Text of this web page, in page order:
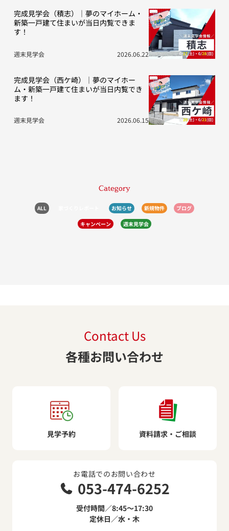
完成見学会（積志）｜夢のマイホーム・
新築一戸建て住まいが当日内覧できま
す！
週末見学会 2026.06.22
完成見学会（西ケ崎）｜夢のマイホー
ム・新築一戸建て住まいが当日内覧でき
ます！
週末見学会 2026.06.15
Category
ALL お知らせ 新規物件 ブログ
キャンペーン 週末見学会
Contact Us
各種お問い合わせ
見学予約 資料請求・ご相談
お電話でのお問い合わせ
053-474-6252
受付時間／8:45～17:30
定休日／水・木